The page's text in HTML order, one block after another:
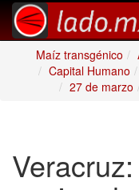
Maíz transgénico
Capital Humano
27 de marzo